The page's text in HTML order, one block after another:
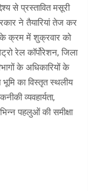
से प्रस्तावित मसूरी
ने तैयारियां तेज कर
के क्रम में शुक्रवार को
रेल कॉर्पोरेशन, जिला
के अधिकारियों के
का विस्तृत स्थलीय
व्यवहार्यता,
पहलुओं की समीक्षा